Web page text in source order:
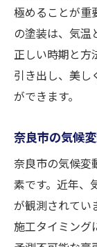
自然
プロによ
プロ
外壁
プロ
奈良
プロ
極めることが重
の塗装は、気温
正しい時期と方
引き出し、美し
ができます。
奈良市の気候
奈良市の気候変
素です。近年、
が観測されてい
施工タイミング